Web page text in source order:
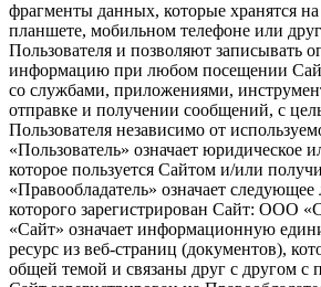
фрагменты данных, которые хранятся
планшете, мобильном телефоне или
Пользователя и позволяют записывать
информацию при любом посещении
со службами, приложениями,
отправке и получении сообщений, с
Пользователя независимо от
«Пользователь» означает юридическое
которое пользуется Сайтом и/или
«Правообладатель» означает
которого зарегистрирован Сайт: ООО
«Сайт» означает информационную
ресурс из веб-страниц (документов),
общей темой и связаны друг с другом